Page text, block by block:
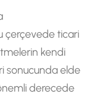
çerçevede ticari
kendi
sonucunda elde
derecede